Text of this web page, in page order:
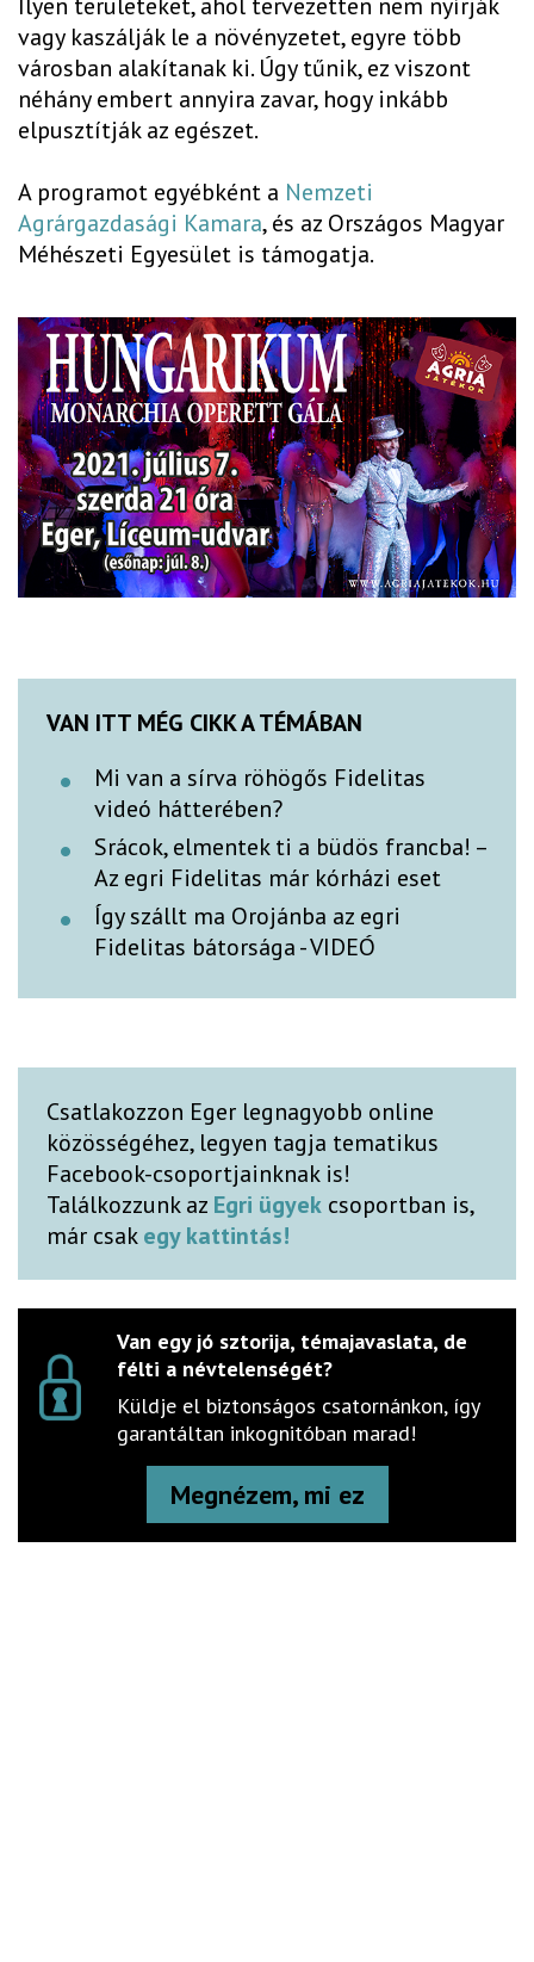
vagy kaszálják le a növényzetet, egyre több
városban alakítanak ki. Úgy tűnik, ez viszont
néhány embert annyira zavar, hogy inkább
elpusztítják az egészet.
A programot egyébként a Nemzeti
Agrárgazdasági Kamara, és az Országos Magyar
Méhészeti Egyesület is támogatja.
VAN ITT MÉG CIKK A TÉMÁBAN
Mi van a sírva röhögős Fidelitas
videó hátterében?
Srácok, elmentek ti a büdös francba! –
Az egri Fidelitas már kórházi eset
Így szállt ma Orojánba az egri
Fidelitas bátorsága - VIDEÓ
Csatlakozzon Eger legnagyobb online
közösségéhez, legyen tagja tematikus
Facebook-csoportjainknak is!
Találkozzunk az Egri ügyek csoportban is,
már csakegy kattintás!
Van egy jó sztorija, témajavaslata, de
félti a névtelenségét?
Küldje el biztonságos csatornánkon, így
garantáltan inkognitóban marad!
Megnézem, mi ez